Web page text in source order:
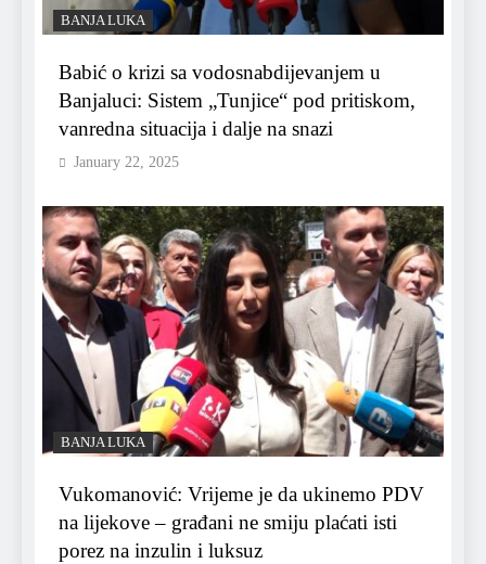
BANJA LUKA
Babić o krizi sa vodosnabdijevanjem u
Banjaluci: Sistem „Tunjice“ pod pritiskom,
vanredna situacija i dalje na snazi
January 22, 2025
BANJA LUKA
Vukomanović: Vrijeme je da ukinemo PDV
na lijekove – građani ne smiju plaćati isti
porez na inzulin i luksuz